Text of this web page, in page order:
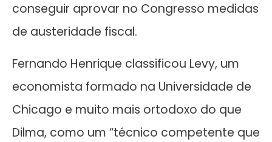
conseguir aprovar no Congresso medidas
de austeridade fiscal.
Fernando Henrique classificou Levy, um
economista formado na Universidade de
Chicago e muito mais ortodoxo do que
Dilma, como um “técnico competente que